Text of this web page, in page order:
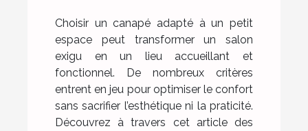
Choisir un canapé adapté à un petit
espace peut transformer un salon
exigu en un lieu accueillant et
fonctionnel. De nombreux critères
entrent en jeu pour optimiser le confort
sans sacrifier l’esthétique ni la praticité.
Découvrez à travers cet article des